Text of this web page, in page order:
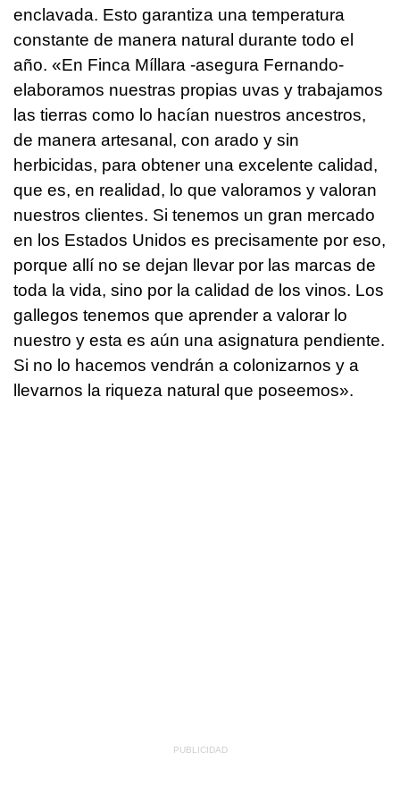
enclavada. Esto garantiza una temperatura
constante de manera natural durante todo el
año. «En Finca Míllara -asegura Fernando-
elaboramos nuestras propias uvas y trabajamos
las tierras como lo hacían nuestros ancestros,
de manera artesanal, con arado y sin
herbicidas, para obtener una excelente calidad,
que es, en realidad, lo que valoramos y valoran
nuestros clientes. Si tenemos un gran mercado
en los Estados Unidos es precisamente por eso,
porque allí no se dejan llevar por las marcas de
toda la vida, sino por la calidad de los vinos. Los
gallegos tenemos que aprender a valorar lo
nuestro y esta es aún una asignatura pendiente.
Si no lo hacemos vendrán a colonizarnos y a
llevarnos la riqueza natural que poseemos».